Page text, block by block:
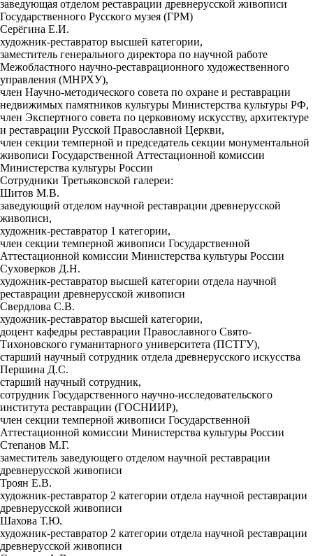
заведующая отделом реставрации древнерусской живописи
Государственного Русского музея (ГРМ)
Серёгина Е.И.
художник-реставратор высшей категории,
заместитель генерального директора по научной работе
Межобластного научно-реставрационного художественного
управления (МНРХУ),
член Научно-методического совета по охране и реставрации
недвижимых памятников культуры Министерства культуры РФ,
член Экспертного совета по церковному искусству, архитектуре
и реставрации Русской Православной Церкви,
член секции темперной и председатель секции монументальной
живописи Государственной Аттестационной комиссии
Министерства культуры России
Сотрудники Третьяковской галереи:
Шитов М.В.
заведующий отделом научной реставрации древнерусской
живописи,
художник-реставратор 1 категории,
член секции темперной живописи Государственной
Аттестационной комиссии Министерства культуры России
Суховерков Д.Н.
художник-реставратор высшей категории отдела научной
реставрации древнерусской живописи
Свердлова С.В.
художник-реставратор высшей категории,
доцент кафедры реставрации Православного Свято-
Тихоновского гуманитарного университета (ПСТГУ),
старший научный сотрудник отдела древнерусского искусства
Першина Д.С.
старший научный сотрудник,
сотрудник Государственного научно-исследовательского
института реставрации (ГОСНИИР),
член секции темперной живописи Государственной
Аттестационной комиссии Министерства культуры России
Степанов М.Г.
заместитель заведующего отделом научной реставрации
древнерусской живописи
Троян Е.В.
художник-реставратор 2 категории отдела научной реставрации
древнерусской живописи
Шахова Т.Ю.
художник-реставратор 2 категории отдела научной реставрации
древнерусской живописи